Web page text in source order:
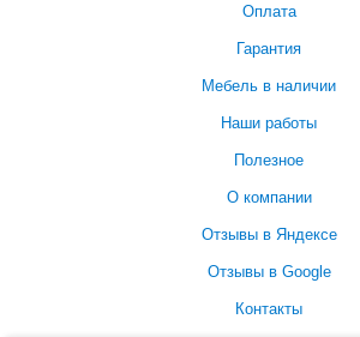
Оплата
Гарантия
Мебель в наличии
Наши работы
Полезное
О компании
Отзывы в Яндексе
Отзывы в Google
Контакты